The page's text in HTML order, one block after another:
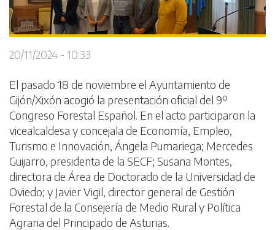
20/11/2024 - 10:33
El pasado 18 de noviembre el Ayuntamiento de
Gijón/Xixón acogió la presentación oficial del 9º
Congreso Forestal Español. En el acto participaron la
vicealcaldesa y concejala de Economía, Empleo,
Turismo e Innovación, Ángela Pumariega; Mercedes
Guijarro, presidenta de la SECF; Susana Montes,
directora de Área de Doctorado de la Universidad de
Oviedo; y Javier Vigil, director general de Gestión
Forestal de la Consejería de Medio Rural y Política
Agraria del Principado de Asturias.